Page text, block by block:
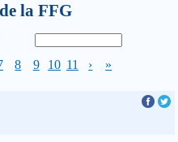
la FFG
8 9 10 11 › »